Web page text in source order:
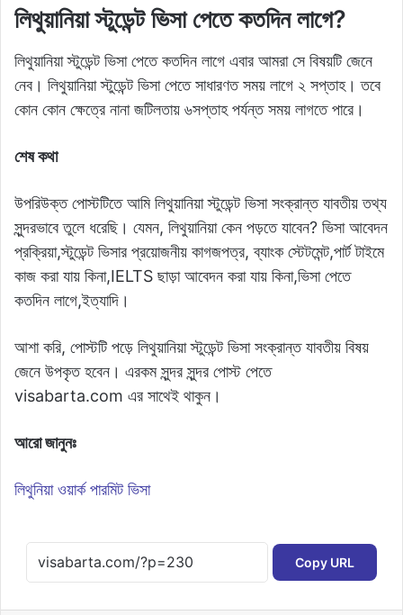
লিথুয়ানিয়া স্টুডেন্ট ভিসা পেতে কতদিন লাগে?
লিথুয়ানিয়া স্টুডেন্ট ভিসা পেতে কতদিন লাগে এবার আমরা সে বিষয়টি জেনে
নেব। লিথুয়ানিয়া স্টুডেন্ট ভিসা পেতে সাধারণত সময় লাগে ২ সপ্তাহ। তবে
কোন কোন ক্ষেত্রে নানা জটিলতায় ৬সপ্তাহ পর্যন্ত সময় লাগতে পারে।
শেষ কথা
উপরিউক্ত পোস্টটিতে আমি লিথুয়ানিয়া স্টুডেন্ট ভিসা সংক্রান্ত যাবতীয় তথ্য
সুন্দরভাবে তুলে ধরেছি। যেমন, লিথুয়ানিয়া কেন পড়তে যাবেন? ভিসা আবেদন
প্রক্রিয়া,স্টুডেন্ট ভিসার প্রয়োজনীয় কাগজপত্র, ব্যাংক স্টেটমেন্ট,পার্ট টাইমে
কাজ করা যায় কিনা,IELTS ছাড়া আবেদন করা যায় কিনা,ভিসা পেতে
কতদিন লাগে,ইত্যাদি।
আশা করি, পোস্টটি পড়ে লিথুয়ানিয়া স্টুডেন্ট ভিসা সংক্রান্ত যাবতীয় বিষয়
জেনে উপকৃত হবেন। এরকম সুন্দর সুন্দর পোস্ট পেতে
visabarta.com এর সাথেই থাকুন।
আরো জানুনঃ
লিথুনিয়া ওয়ার্ক পারমিট ভিসা
Copy URL